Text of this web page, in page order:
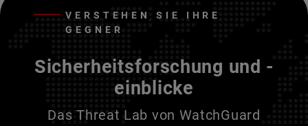
VERSTEHEN SIE IHRE
GEGNER
Sicherheitsforschung und -
einblicke
Das Threat Lab von WatchGuard